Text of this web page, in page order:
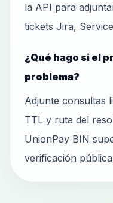
la API para
tickets Jira,
¿Qué hago si el
problema?
Adjunte consultas
TTL y ruta del
UnionPay BIN
verificación